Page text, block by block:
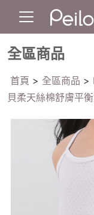
全區商品
首頁 > 全區商品 >
貝柔天絲棉舒膚平